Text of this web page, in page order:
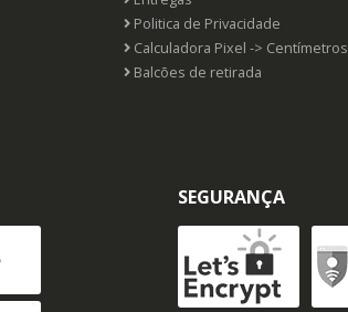
Politica de Privacidade
Calculadora Pixel -> Centímetros
Balcões de retirada
SEGURANÇA